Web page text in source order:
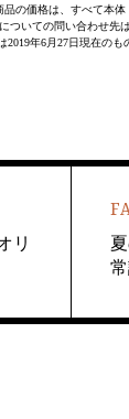
の価格は、すべて本体
ついての問い合わせ先は
年6月27日現在のも
リ